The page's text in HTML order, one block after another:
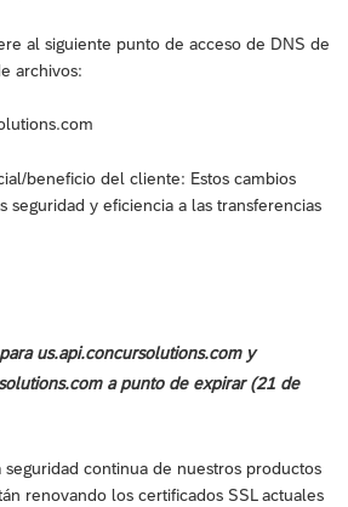
al siguiente punto de acceso de DNS de
archivos:
beneficio del cliente: Estos cambios
seguridad y eficiencia a las transferencias
us.api.concursolutions.com y
a punto de expirar (21 de
seguridad continua de nuestros productos
renovando los certificados SSL actuales